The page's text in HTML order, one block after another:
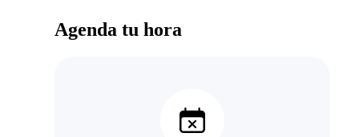
Agenda tu hora